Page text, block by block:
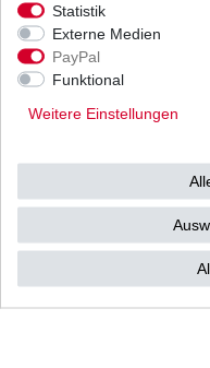
2024
inkl.
Statistik
Externe Medien
PayPal
Funktional
Weitere Einstellungen